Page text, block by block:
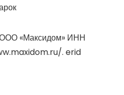
ООО «Максидом» ИНН
. erid